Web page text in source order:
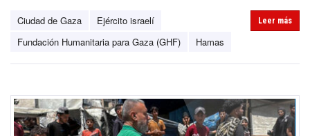
Ciudad de Gaza
Ejército israelí
Fundación Humanitaria para Gaza (GHF)
Hamas
Leer más